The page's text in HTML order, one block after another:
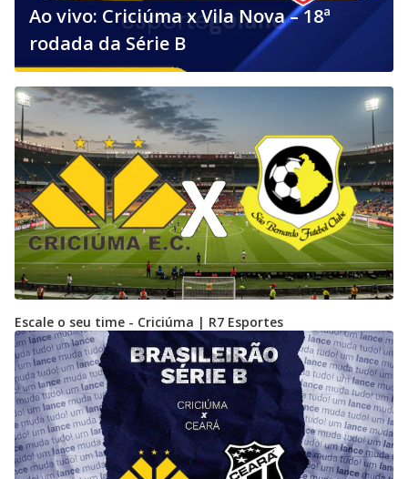
Ao vivo: Criciúma x Vila Nova – 18ª
rodada da Série B
Escale o seu time - Criciúma | R7 Esportes